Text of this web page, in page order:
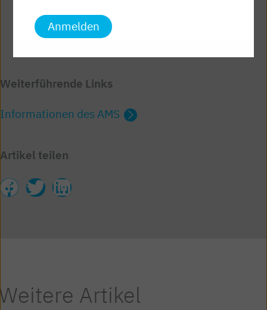
Weiterführende Links
Informationen des AMS
Artikel teilen
Artikel
Anmelden